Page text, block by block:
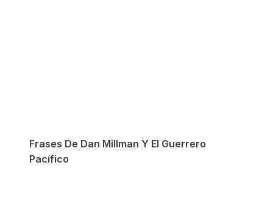
Frases De Dan Millman Y El Guerrero
Pacífico